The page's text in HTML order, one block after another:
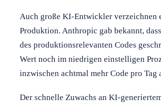
Auch große KI-Entwickler verzeichnen
Produktion. Anthropic gab bekannt,
des produktionsrelevanten Codes
Wert noch im niedrigen einstelligen
inzwischen achtmal mehr Code pro Tag
Der schnelle Zuwachs an KI-